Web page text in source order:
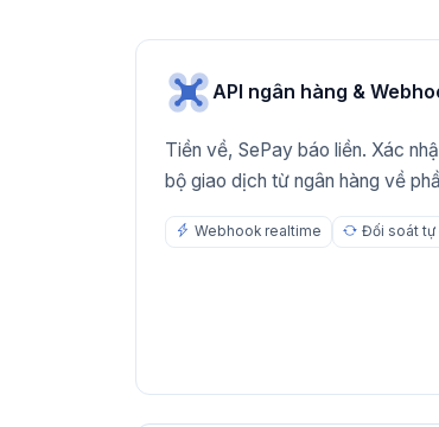
API ngân hàng &
Tiền về, SePay báo liền. Xác
bộ giao dịch từ ngân hàng về
Webhook realtime Đối soát tự